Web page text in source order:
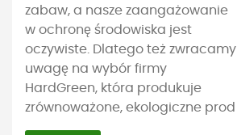
zabaw, a nasze zaangażowanie
w ochronę środowiska jest
oczywiste. Dlatego też zwracamy
uwagę na wybór firmy
HardGreen, która produkuje
zrównoważone, ekologiczne prod